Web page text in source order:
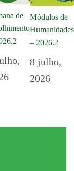
de
Módulos de
Humanidades
– 2026.2
8 julho,
2026